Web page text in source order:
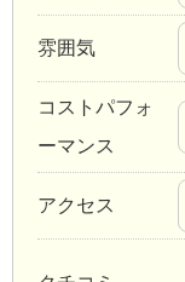
雰囲気
コストパフォ
ーマンス
アクセス